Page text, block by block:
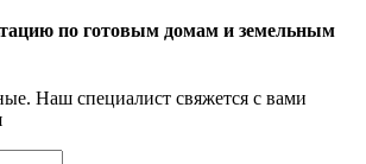
по готовым домам и земельным
Наш специалист свяжется с вами